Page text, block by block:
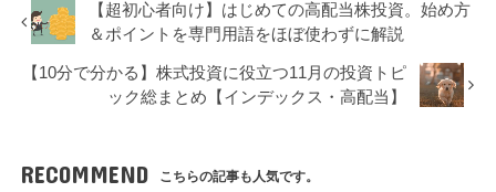
【超初心者向け】はじめての高配当株投資。始め方
＆ポイントを専門用語をほぼ使わずに解説
【10分で分かる】株式投資に役立つ11月の投資トピ
ック総まとめ【インデックス・高配当】
RECOMMEND こちらの記事も人気です。